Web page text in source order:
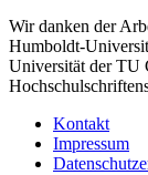
Wir danken der
Humboldt-
Universität der TU
Kontakt
Impressum